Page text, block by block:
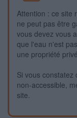
Attention : ce site
ne peut pas être
vous devez vous
que l'eau n'est
une propriété
Si vous
non-accessible,
site.